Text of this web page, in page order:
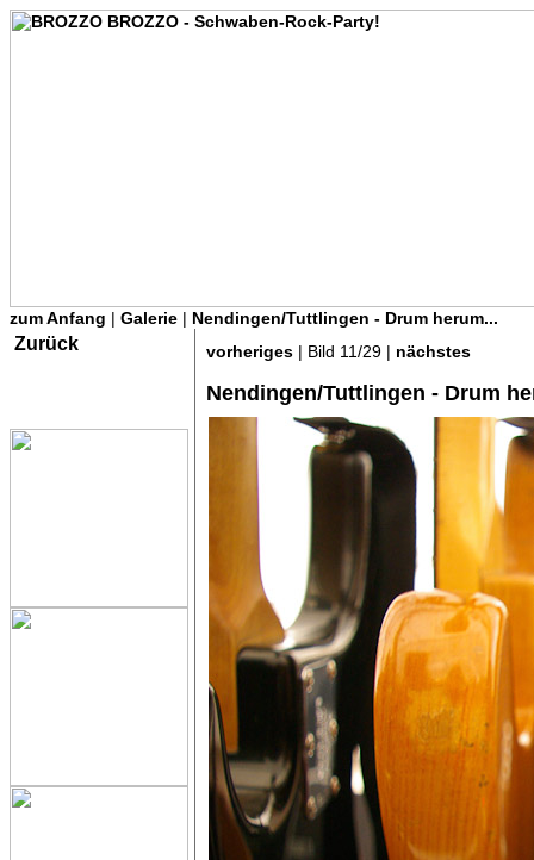
zum Anfang | Galerie | Nendingen/Tuttlingen - Drum herum...
Zurück vorheriges | Bild 11/29 | nächstes
Nendingen/Tuttlingen - Drum